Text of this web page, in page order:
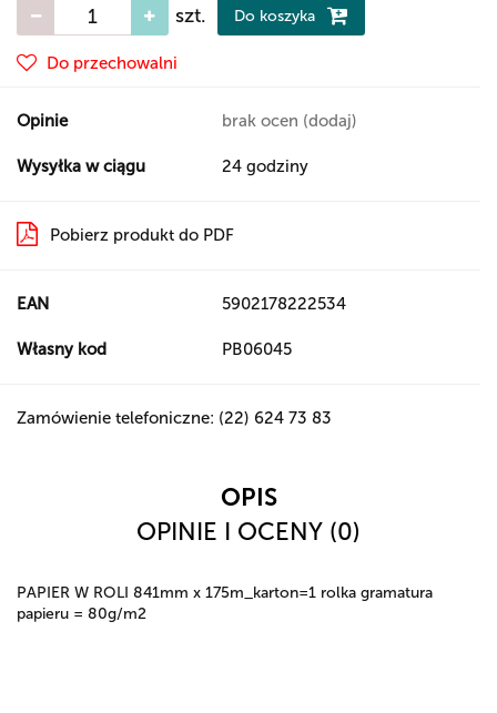
szt. Do koszyka
Do przechowalni
Opinie brak ocen (dodaj)
Wysyłka w ciągu 24 godziny
Pobierz produkt do PDF
EAN 5902178222534
Własny kod PB06045
Zamówienie telefoniczne: (22) 624 73 83
OPIS
OPINIE I OCENY (0)
PAPIER W ROLI 841mm x 175m_karton=1 rolka gramatura
papieru = 80g/m2